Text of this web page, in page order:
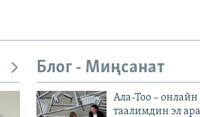
Блог - Миңсанат
Ала-Тоо – онлайн
таалимдин эл